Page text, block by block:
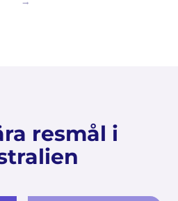
resmål i